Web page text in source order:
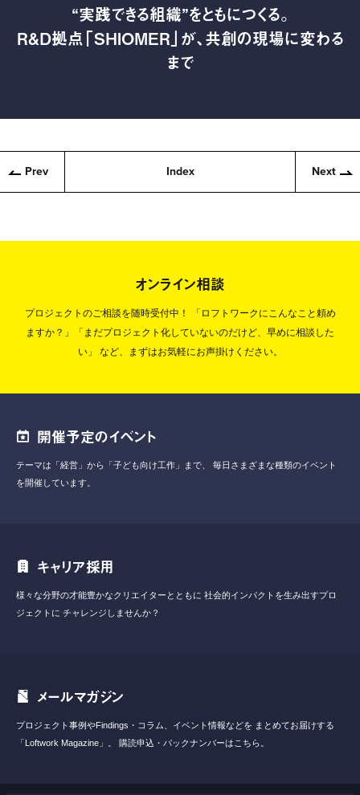
“実践できる組織”をともにつくる。
R&D拠点「SHIOMER」が、共創の現場に変わる
まで
Prev Index Next
オンライン相談
プロジェクトのご相談を随時受付中！
「ロフトワークにこんなこと頼め
ますか？」「まだプロジェクト化していないのだけど、早めに相談した
い」
など、まずはお気軽にお声掛けください。
開催予定のイベント
テーマは「経営」から「子ども向け工作」まで、
毎日さまざまな種類のイベント
を開催しています。
キャリア採用
様々な分野の才能豊かなクリエイターとともに 社会的インパクトを生み出すプロ
ジェクトに チャレンジしませんか？
メールマガジン
プロジェクト事例やFindings・コラム、イベント情報などを まとめてお届けする
「Loftwork Magazine」。
購読申込・バックナンバーはこちら。